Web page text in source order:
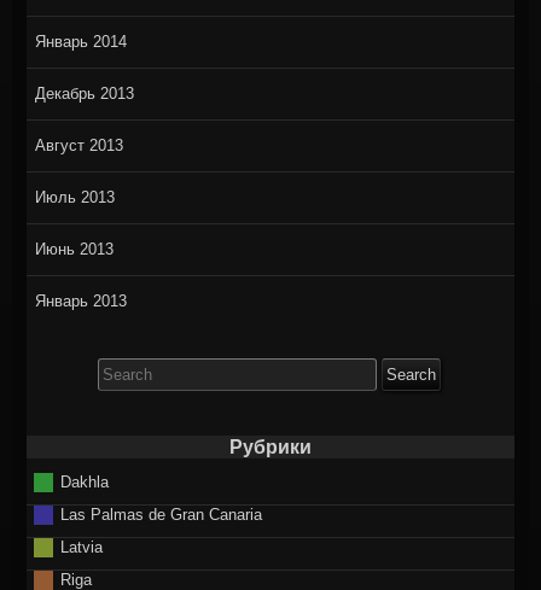
Январь 2014
Декабрь 2013
Август 2013
Июль 2013
Июнь 2013
Январь 2013
for:
Рубрики
Dakhla
Las Palmas de Gran Canaria
Latvia
Riga